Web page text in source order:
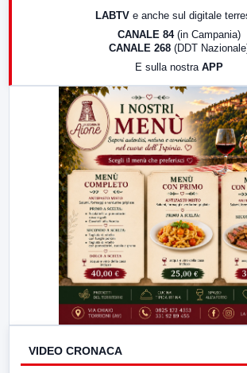
LABTV e anche sul digitale
CANALE 84 (in Campania)
CANALE 268 (DDT
E sulla nostra APP
VIDEO CRONACA